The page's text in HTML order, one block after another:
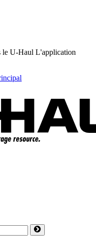
le U-Haul L'application